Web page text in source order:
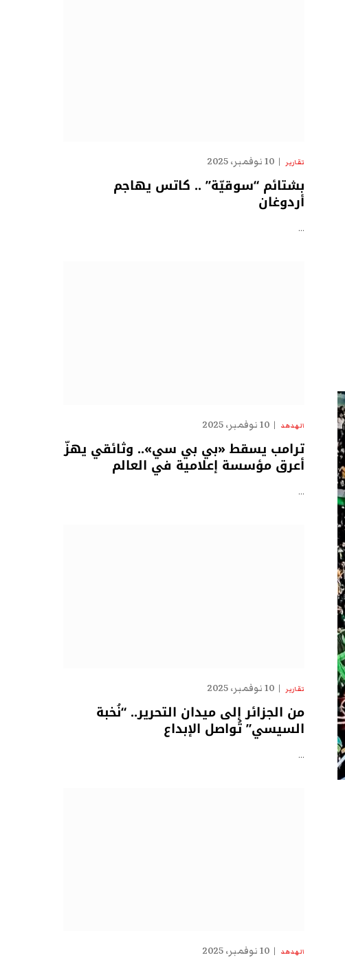
تقارير 10 نوفمبر، 2025
بشتائم “سوقيّة” .. كاتس يهاجم
أردوغان
…
الهدهد 10 نوفمبر، 2025
ترامب يسقط «بي بي سي».. وثائقي يهزّ
أعرق مؤسسة إعلامية في العالم
…
تقارير 10 نوفمبر، 2025
من الجزائر إلى ميدان التحرير.. “نُخبة
السيسي” تُواصل الإبداع
…
الهدهد 10 نوفمبر، 2025